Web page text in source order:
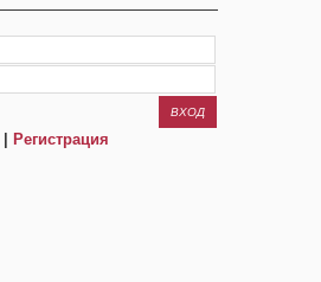
Регистрация